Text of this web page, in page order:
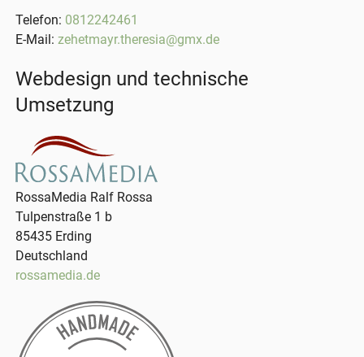
Telefon: 0812242461
E-Mail:zehetmayr.theresia@gmx.de
Webdesign und technische
Umsetzung
RossaMedia Ralf Rossa
Tulpenstraße 1 b
85435 Erding
Deutschland
rossamedia.de